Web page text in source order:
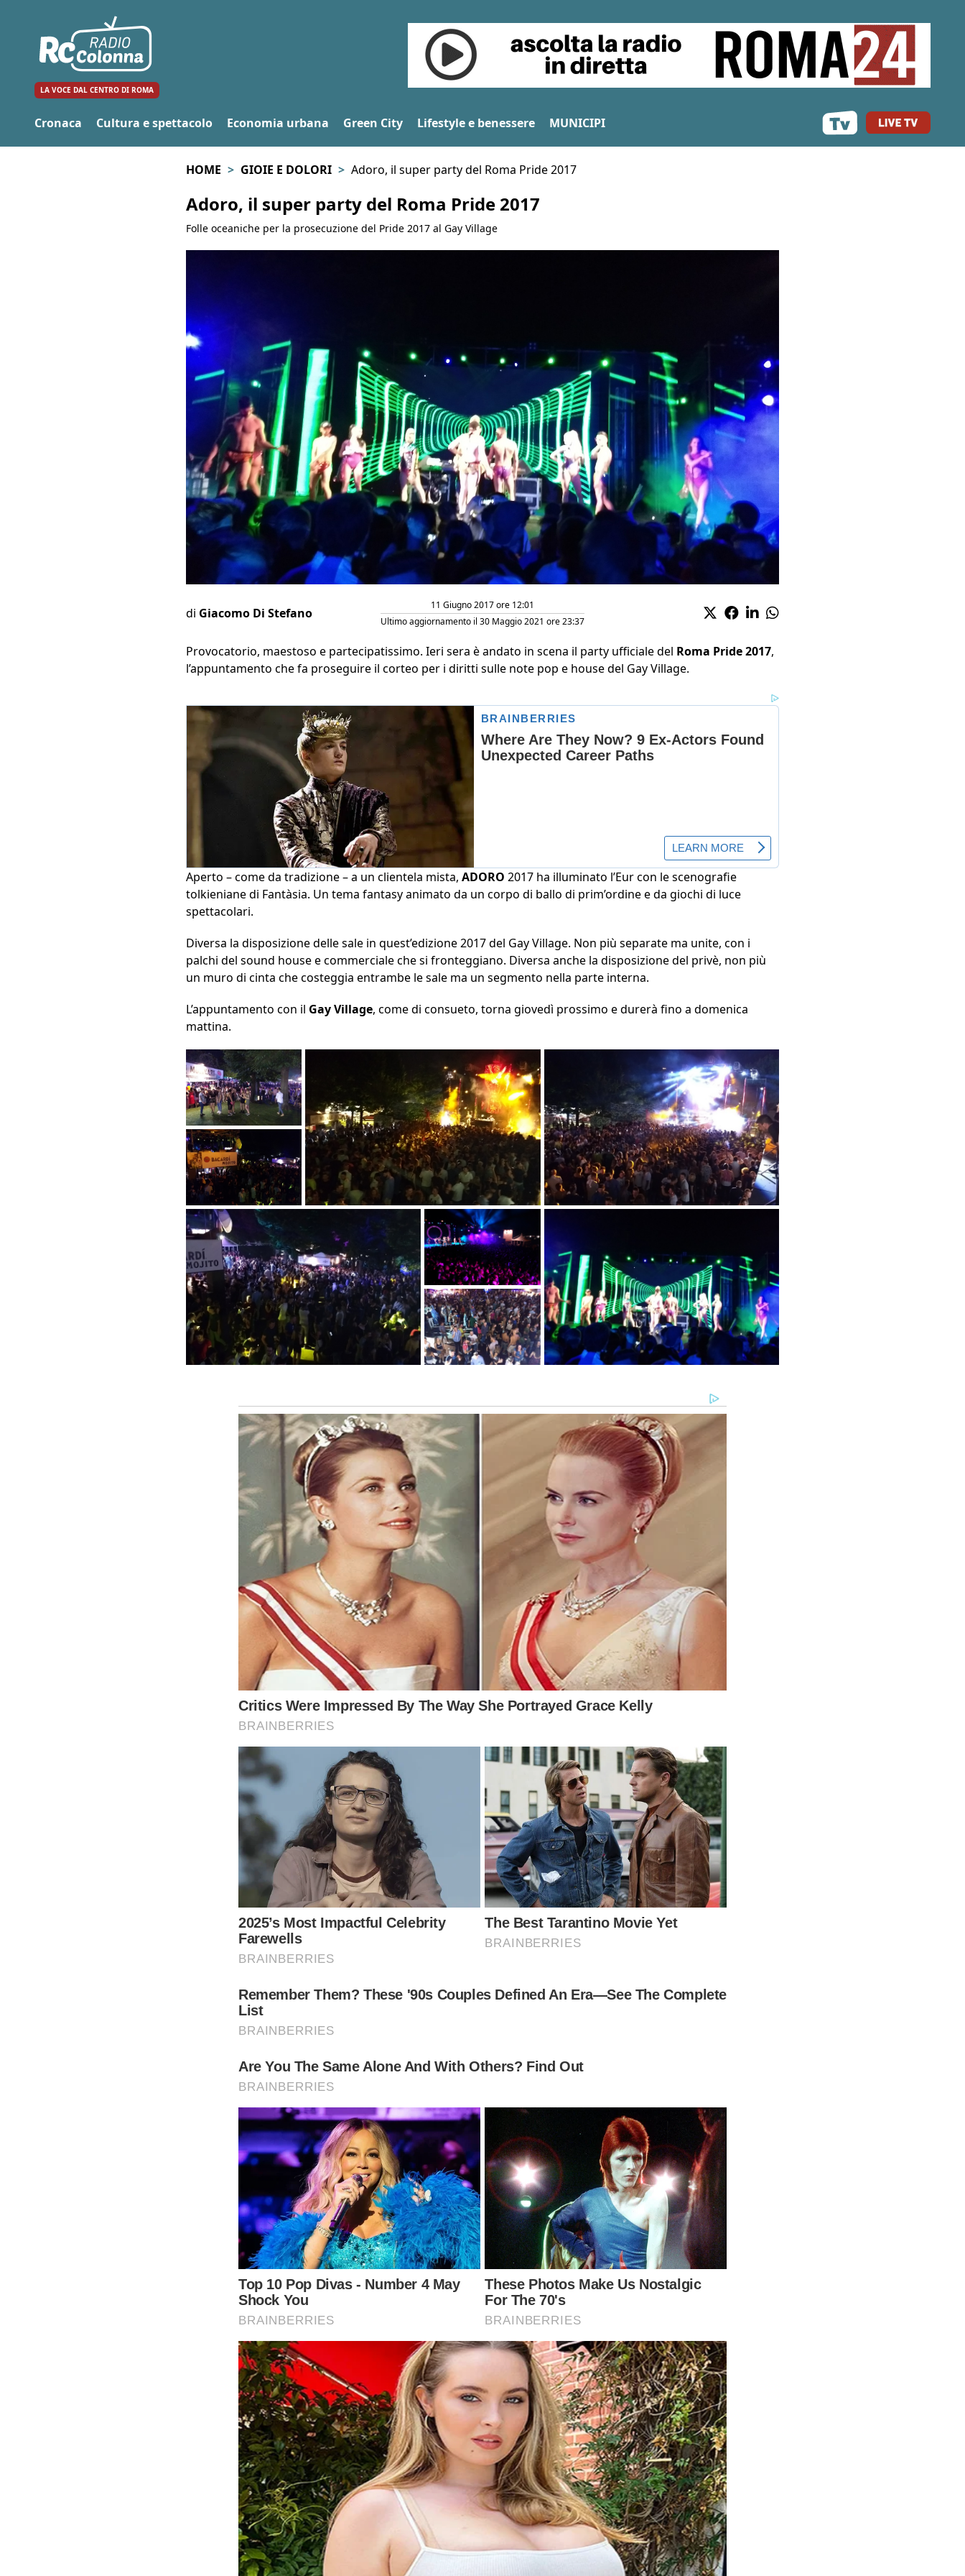
LA VOCE DAL CENTRO DI ROMA
Cronaca Cultura e spettacolo Economia urbana Green City Lifestyle e benessere MUNICIPI
HOME GIOIE E DOLORI Adoro, il super party del Roma Pride 2017
Adoro, il super party del Roma Pride 2017
Folle oceaniche per la prosecuzione del Pride 2017 al Gay Village
di Giacomo Di Stefano
11 Giugno 2017 ore 12:01
Ultimo aggiornamento il 30 Maggio 2021 ore 23:37
Provocatorio, maestoso e partecipatissimo. Ieri sera è andato in scena il party ufficiale del Roma Pride 2017,
l’appuntamento che fa proseguire il corteo per i diritti sulle note pop e house del Gay Village.
Aperto – come da tradizione – a un clientela mista, ADORO 2017 ha illuminato l’Eur con le scenografie
tolkieniane di Fantàsia. Un tema fantasy animato da un corpo di ballo di prim’ordine e da giochi di luce
spettacolari.
Diversa la disposizione delle sale in quest’edizione 2017 del Gay Village. Non più separate ma unite, con i
palchi del sound house e commerciale che si fronteggiano. Diversa anche la disposizione del privè, non più
un muro di cinta che costeggia entrambe le sale ma un segmento nella parte interna.
L’appuntamento con il Gay Village, come di consueto, torna giovedì prossimo e durerà fino a domenica
mattina.